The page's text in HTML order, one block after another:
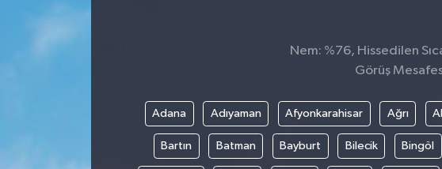
Nem: %76, Hissedilen
Görüş
Adana Adıyaman Afyonkarahisar Ağrı
Bartın Batman Bayburt Bilecik Bingöl